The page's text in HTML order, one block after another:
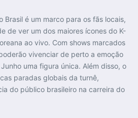
Brasil é um marco para os fãs locais,
de ver um dos maiores ícones do K-
ao vivo. Com shows marcados
vivenciar de perto a emoção
uma figura única. Além disso, o
paradas globais da turnê,
do público brasileiro na carreira do